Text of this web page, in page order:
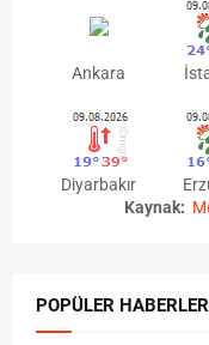
Ankara
Diyarbakır
Kaynak:
POPÜLER HABERLER